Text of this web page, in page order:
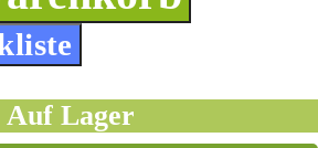
Auf Lager